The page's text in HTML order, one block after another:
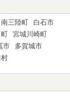
南三陸町
白石市
宮城川崎町
市
多賀城市